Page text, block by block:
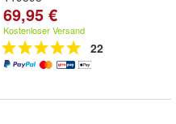
69,95 €
Kostenloser Versand
22